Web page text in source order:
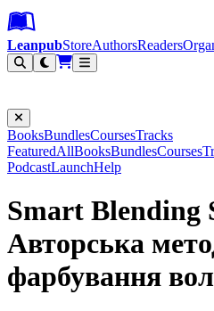
Leanpub Header
Leanpub Navigation
Skip to main content
Go to Leanpub.com
LeanpubStoreAuthorsReaders
BooksBundlesCoursesTracks
FeaturedAllBooksBundlesCourses
PodcastLaunchHelp
Smart Blending
Авторська
фарбування